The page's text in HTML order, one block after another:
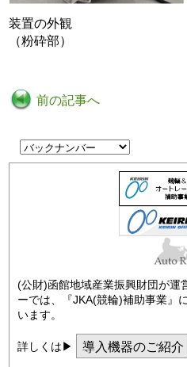
装置の外観
（粉砕部）
前の記事へ
(公財)函館地域産業振興財団が運
ーでは、『JKA(競輪)補助事業』
います。
詳しくは▶ 導入機器のご紹介